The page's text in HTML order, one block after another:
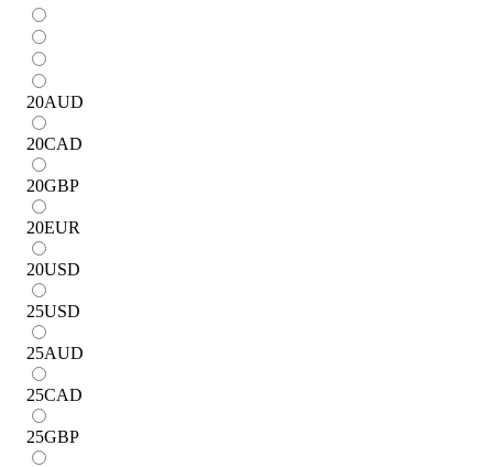
20AUD
20CAD
20GBP
20EUR
20USD
25USD
25AUD
25CAD
25GBP